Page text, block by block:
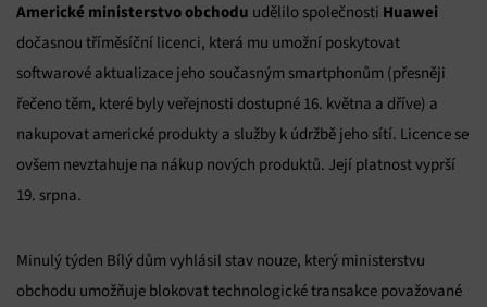
Americké ministerstvo obchodu udělilo společnosti Huawei
dočasnou tříměsíční licenci, která mu umožní poskytovat
softwarové aktualizace jeho současným smartphonům (přesněji
řečeno těm, které byly veřejnosti dostupné 16. května a dříve) a
nakupovat americké produkty a služby k údržbě jeho sítí. Licence se
ovšem nevztahuje na nákup nových produktů. Její platnost vyprší
19. srpna.
Minulý týden Bílý dům vyhlásil stav nouze, který ministerstvu
obchodu umožňuje blokovat technologické transakce považované